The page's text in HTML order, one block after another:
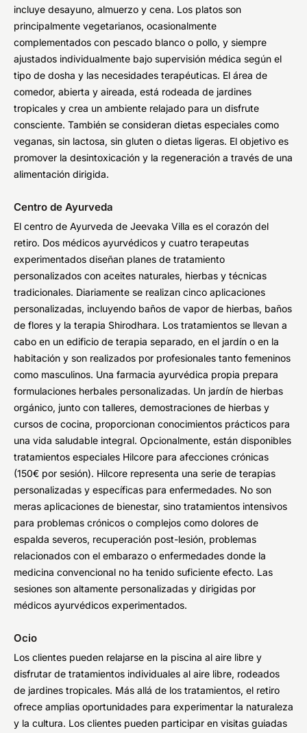
incluye desayuno, almuerzo y cena. Los platos son
principalmente vegetarianos, ocasionalmente
complementados con pescado blanco o pollo, y siempre
ajustados individualmente bajo supervisión médica según el
tipo de dosha y las necesidades terapéuticas. El área de
comedor, abierta y aireada, está rodeada de jardines
tropicales y crea un ambiente relajado para un disfrute
consciente. También se consideran dietas especiales como
veganas, sin lactosa, sin gluten o dietas ligeras. El objetivo es
promover la desintoxicación y la regeneración a través de una
alimentación dirigida.
Centro de Ayurveda
El centro de Ayurveda de Jeevaka Villa es el corazón del
retiro. Dos médicos ayurvédicos y cuatro terapeutas
experimentados diseñan planes de tratamiento
personalizados con aceites naturales, hierbas y técnicas
tradicionales. Diariamente se realizan cinco aplicaciones
personalizadas, incluyendo baños de vapor de hierbas, baños
de flores y la terapia Shirodhara. Los tratamientos se llevan a
cabo en un edificio de terapia separado, en el jardín o en la
habitación y son realizados por profesionales tanto femeninos
como masculinos. Una farmacia ayurvédica propia prepara
formulaciones herbales personalizadas. Un jardín de hierbas
orgánico, junto con talleres, demostraciones de hierbas y
cursos de cocina, proporcionan conocimientos prácticos para
una vida saludable integral. Opcionalmente, están disponibles
tratamientos especiales Hilcore para afecciones crónicas
(150€ por sesión). Hilcore representa una serie de terapias
personalizadas y específicas para enfermedades. No son
meras aplicaciones de bienestar, sino tratamientos intensivos
para problemas crónicos o complejos como dolores de
espalda severos, recuperación post-lesión, problemas
relacionados con el embarazo o enfermedades donde la
medicina convencional no ha tenido suficiente efecto. Las
sesiones son altamente personalizadas y dirigidas por
médicos ayurvédicos experimentados.
Ocio
Los clientes pueden relajarse en la piscina al aire libre y
disfrutar de tratamientos individuales al aire libre, rodeados
de jardines tropicales. Más allá de los tratamientos, el retiro
ofrece amplias oportunidades para experimentar la naturaleza
y la cultura. Los clientes pueden participar en visitas guiadas